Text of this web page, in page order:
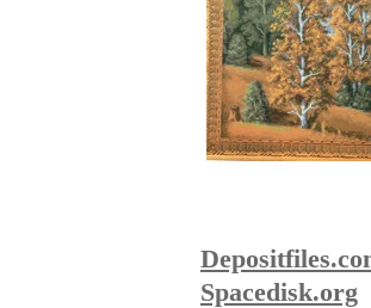
Spacedisk.org